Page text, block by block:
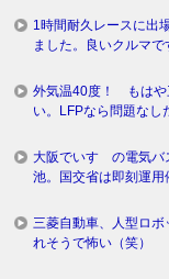
1時間耐久レースに出
ました。良いクルマで
外気温40度！ もはや
い。LFPなら問題なし
大阪でいすゞの電気
池。国交省は即刻運用
三菱自動車、人型ロ
れそうで怖い（笑）